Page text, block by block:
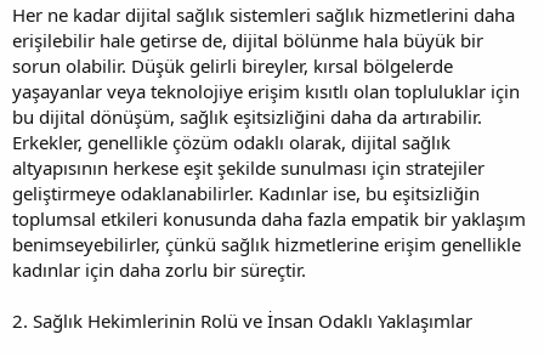
Her ne kadar dijital sağlık sistemleri sağlık hizmetlerini daha
erişilebilir hale getirse de, dijital bölünme hala büyük bir
sorun olabilir. Düşük gelirli bireyler, kırsal bölgelerde
yaşayanlar veya teknolojiye erişim kısıtlı olan topluluklar için
bu dijital dönüşüm, sağlık eşitsizliğini daha da artırabilir.
Erkekler, genellikle çözüm odaklı olarak, dijital sağlık
altyapısının herkese eşit şekilde sunulması için stratejiler
geliştirmeye odaklanabilirler. Kadınlar ise, bu eşitsizliğin
toplumsal etkileri konusunda daha fazla empatik bir yaklaşım
benimseyebilirler, çünkü sağlık hizmetlerine erişim genellikle
kadınlar için daha zorlu bir süreçtir.
2. Sağlık Hekimlerinin Rolü ve İnsan Odaklı Yaklaşımlar